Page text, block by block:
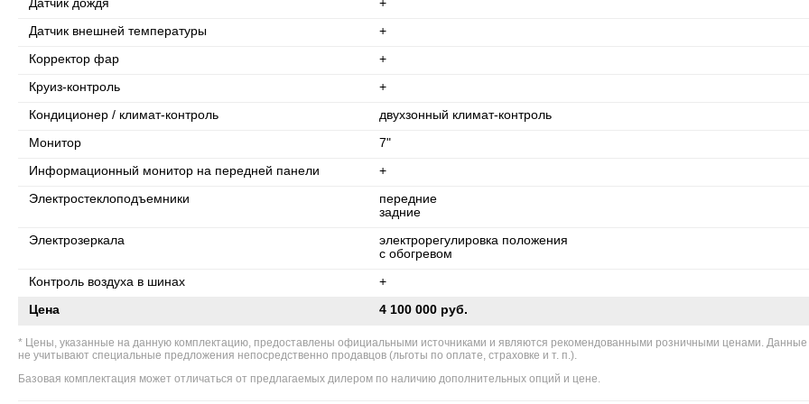
Датчик дождя +
Датчик внешней температуры +
Корректор фар +
Круиз-контроль +
Кондиционер / климат-контроль двухзонный климат-контроль
Монитор 7"
Информационный монитор на передней панели +
Электростеклоподъемники
передние
задние
Электрозеркала
электрорегулировка положения
с обогревом
Контроль воздуха в шинах +
Цена 4 100 000 руб.
Цены, указанные на данную комплектацию, предоставлены официальными источниками и являются рекомендованными розничными ценами.
не учитывают специальные предложения непосредственно продавцов (льготы по оплате, страховке и т. п.).
Базовая комплектация может отличаться от предлагаемых дилером по наличию дополнительных опций и цене.